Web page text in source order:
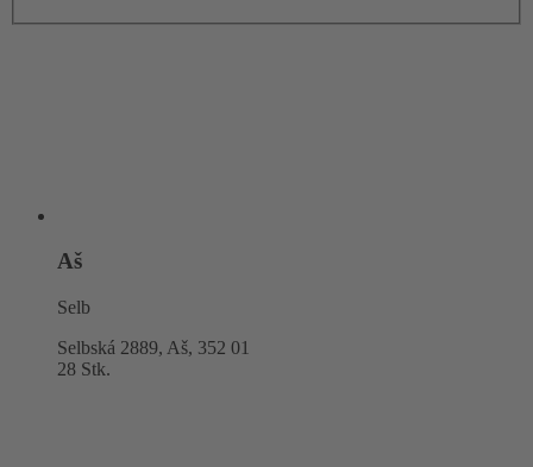
Aš
Selb
Selbská 2889, Aš, 352 01
28 Stk.